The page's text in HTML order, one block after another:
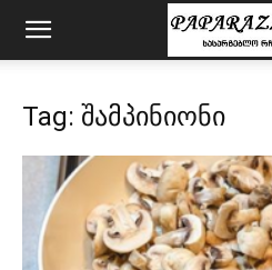
Tag: შამპინიონი